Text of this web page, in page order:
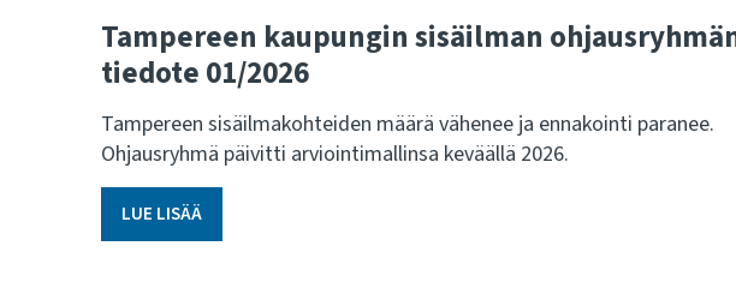
Tampereen kaupungin sisäilman
tiedote 01/2026
Tampereen sisäilmakohteiden määrä vähenee ja ennakointi paranee.
Ohjausryhmä päivitti arviointimallinsa keväällä 2026.
LUE LISÄÄ